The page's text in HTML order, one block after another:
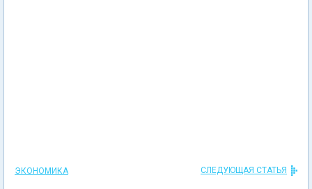
ЭКОНОМИКА СЛЕДУЮЩАЯ СТАТЬЯ